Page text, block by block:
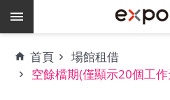
跳到主要內容區塊
門
首頁
場館租借
空餘檔期(僅顯示20個工